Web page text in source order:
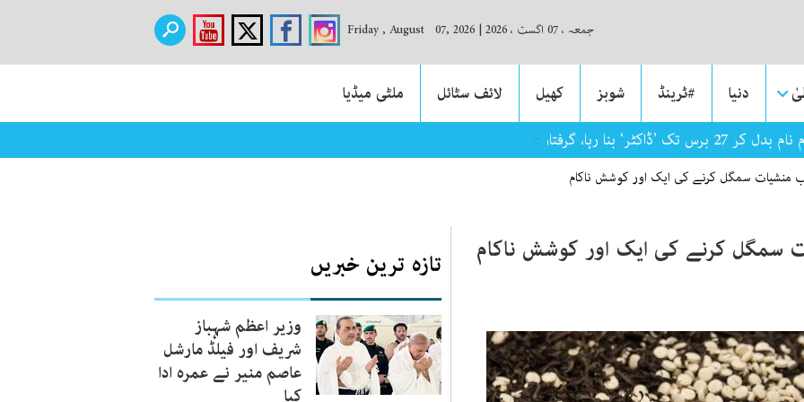
جمعہ ، 07 اگست ، 2026 |
Friday , August 07, 2026
دنیا #ٹرینڈ شوبز کھیل لائف سٹائل
ملٹی میڈیا
بنا رہا، گرفتار
منشیات سمگل کرنے کی ایک اور کوشش ناکام
سمگل کرنے کی ایک اور کوشش ناکام تازہ ترین خبریں
وزیر اعظم شہباز
شریف اور فیلڈ مارشل
عاصم منیر نے عمرہ ادا
کیا